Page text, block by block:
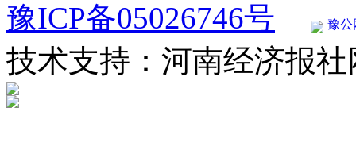
豫ICP备05026746号
豫公
技术支持：河南经济报社